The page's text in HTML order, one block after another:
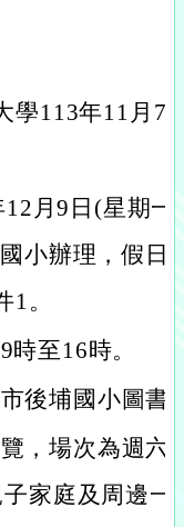
學113年11月7
月9日(星期
小辦理，假日
。
至16時。
後埔國小圖書
，場次為週六
家庭及周邊